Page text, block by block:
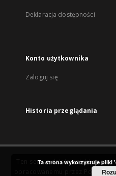
Deklaracja dostępności
Konto użytkownika
Zaloguj się
Historia przeglądania
Ten serwis działa dzięki
Ta strona wykorzystuje pliki